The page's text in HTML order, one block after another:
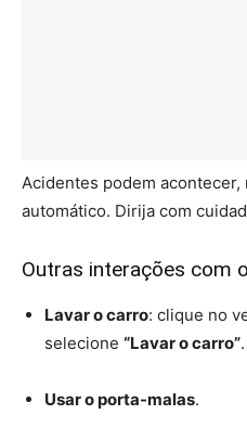
Acidentes podem acontecer,
automático. Dirija com
Outras interações com
Lavar o carro: clique no
selecione “Lavar o carro”.
Usar o porta-malas.